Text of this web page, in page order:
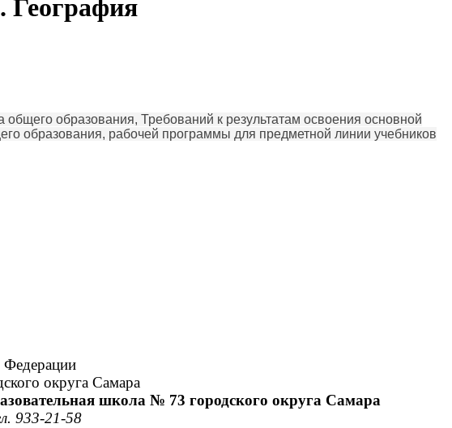
География
образования, Требований к результатам освоения основной
образования, рабочей программы для предметной линии учебников
Федерации
округа Самара
школа № 73 городского округа Самара
933-21-58